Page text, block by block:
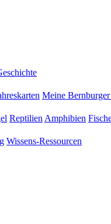
Meine
Reptilien Amphibien
Wissens-Ressourcen